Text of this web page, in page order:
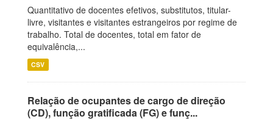
Quantitativo de docentes efetivos, substitutos, titular-
livre, visitantes e visitantes estrangeiros por regime de
trabalho. Total de docentes, total em fator de
equivalência,...
CSV
Relação de ocupantes de cargo de direção
(CD), função gratificada (FG) e funç...